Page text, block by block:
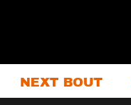
NEXT BOUT